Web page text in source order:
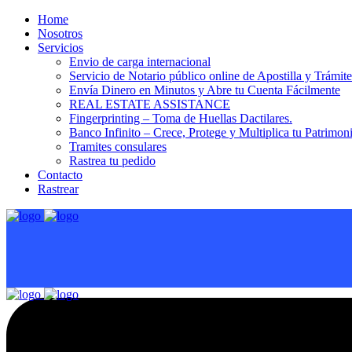
Home
Nosotros
Servicios
Envio de carga internacional
Servicio de Notario público online de Apostilla y
Envía Dinero en Minutos y Abre tu Cuenta Fácilmente
REAL ESTATE ASSISTANCE
Fingerprinting – Toma de Huellas Dactilares.
Banco Infinito – Crece, Protege y Multiplica tu
Tramites consulares
Rastrea tu pedido
Contacto
Rastrear